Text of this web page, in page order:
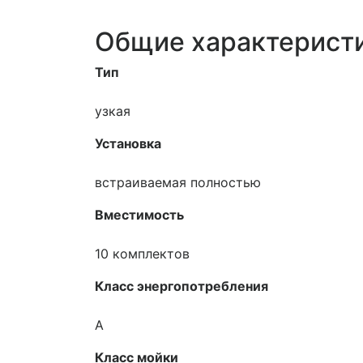
Общие
Тип
узкая
Установка
встраиваемая полностью
Вместимость
10 комплектов
Класс энергопотребления
A
Класс мойки